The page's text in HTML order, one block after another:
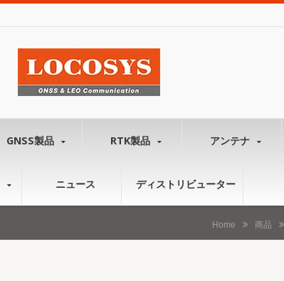
GNSS製品 RTK製品 アンテナ
ニュース ディストリビューター
Home 商品